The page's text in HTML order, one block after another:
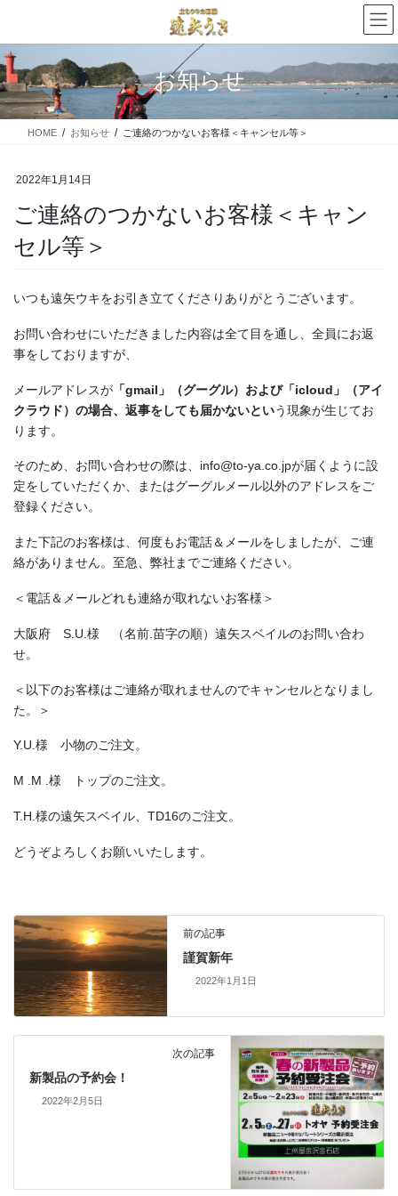
テ
ン
ツ
に
移
ゲ
ー
シ
ョ
ン
お知らせ
HOME お知らせ ご連絡のつかないお客様＜キャンセル等＞
2022年1月14日
ご連絡のつかないお客様＜キャン
セル等＞
いつも遠矢ウキをお引き立てくださりありがとうございます。
お問い合わせにいただきました内容は全て目を通し、全員にお返
事をしておりますが、
メールアドレスが 「gmail」（グーグル）および「icloud」（アイ
クラウド）の場合、返事をしても届かないという現象が生じてお
ります。
そのため、お問い合わせの際は、info@to-ya.co.jpが届くように設
定をしていただくか、またはグーグルメール以外のアドレスをご
登録ください。
また下記のお客様は、何度もお電話＆メールをしましたが、ご連
絡がありません。至急、弊社までご連絡ください。
＜電話＆メールどれも連絡が取れないお客様＞
大阪府 S.U.様 （名前.苗字の順）遠矢スベイルのお問い合わ
せ。
＜以下のお客様はご連絡が取れませんのでキャンセルとなりまし
た。＞
Y.U.様 小物のご注文。
M .M .様 トップのご注文。
T.H.様の遠矢スベイル、TD16のご注文。
どうぞよろしくお願いいたします。
前の記事
謹賀新年
2022年1月1日
次の記事
新製品の予約会！
2022年2月5日